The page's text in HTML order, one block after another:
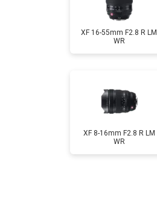
XF 16-55mm F2.8 R LM
WR
XF 8-16mm F2.8 R LM
WR